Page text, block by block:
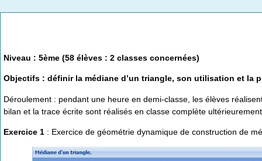
Niveau : 5ème (58 élèves : 2 classes concernées)
Objectifs : définir la médiane d’un triangle, son utilisation et la
Déroulement : pendant une heure en demi-classe, les élèves
bilan et la trace écrite sont réalisés en classe complète
Exercice 1 : Exercice de géométrie dynamique de construction de